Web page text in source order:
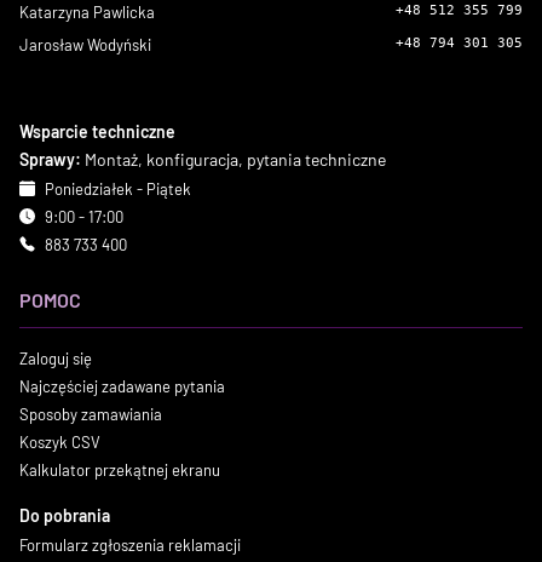
Katarzyna Pawlicka +48 512 355 799
Jarosław Wodyński +48 794 301 305
Wsparcie techniczne
Sprawy: Montaż, konfiguracja, pytania techniczne
Poniedziałek - Piątek
9:00 - 17:00
883 733 400
POMOC
Zaloguj się
Najczęściej zadawane pytania
Sposoby zamawiania
Koszyk CSV
Kalkulator przekątnej ekranu
Do pobrania
Formularz zgłoszenia reklamacji